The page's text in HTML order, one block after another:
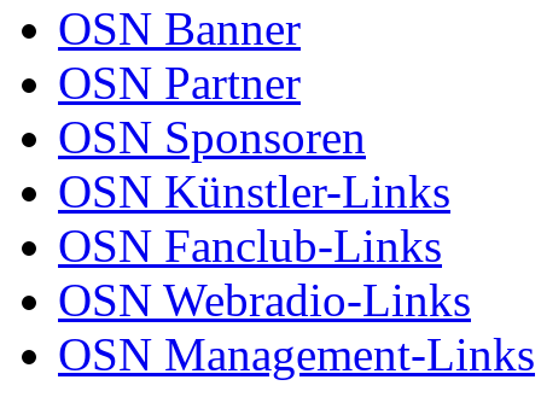
OSN Banner
OSN Partner
OSN Sponsoren
OSN Künstler-Links
OSN Fanclub-Links
OSN Webradio-Links
OSN Management-Links